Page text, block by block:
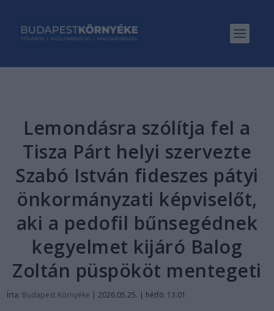
Lemondásra szólítja fel a
Tisza Párt helyi szervezte
Szabó István fideszes pátyi
önkormányzati képviselőt,
aki a pedofil bűnsegédnek
kegyelmet kijáró Balog
Zoltán püspököt mentegeti
Írta: Budapest Környéke | 2026.05.25. | hétfő: 13:01